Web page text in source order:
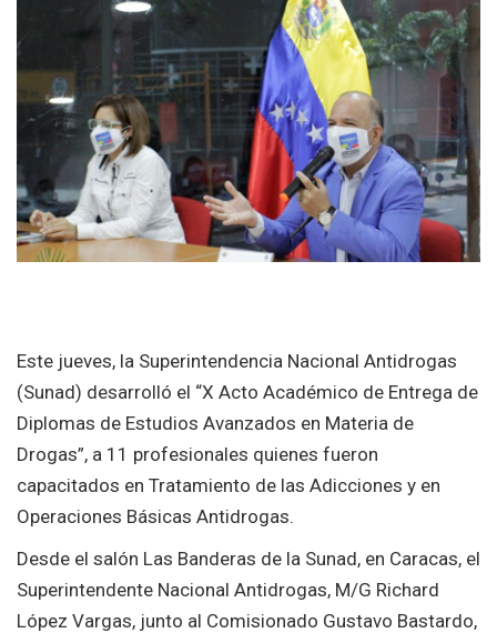
Este jueves, la Superintendencia Nacional Antidrogas
(Sunad) desarrolló el “X Acto Académico de Entrega de
Diplomas de Estudios Avanzados en Materia de
Drogas”, a 11 profesionales quienes fueron
capacitados en Tratamiento de las Adicciones y en
Operaciones Básicas Antidrogas.
Desde el salón Las Banderas de la Sunad, en Caracas, el
Superintendente Nacional Antidrogas, M/G Richard
López Vargas, junto al Comisionado Gustavo Bastardo,